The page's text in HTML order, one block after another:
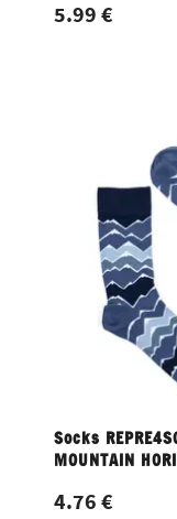
5.99 €
Socks
MOUNTAIN
4.76 €